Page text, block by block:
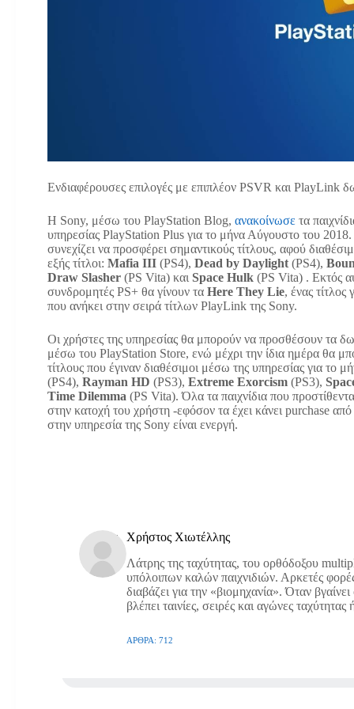
Eνδιαφέρουσες επιλογές με επιπλέον PSVR και PlayLink
Η Sony, μέσω του PlayStation Blog, ανακοίνωσε τα
υπηρεσίας PlayStation Plus για το μήνα Αύγουστο του 2018.
συνεχίζει να προσφέρει σημαντικούς τίτλους, αφού
εξής τίτλοι: Mafia III (PS4), Dead by Daylight (PS4),
Draw Slasher (PS Vita) και Space Hulk (PS Vita) . Εκτός
συνδρομητές PS+ θα γίνουν τα Here They Lie, ένας
που ανήκει στην σειρά τίτλων PlayLink της Sony.
Οι χρήστες της υπηρεσίας θα μπορούν να προσθέσουν τα
μέσω του PlayStation Store, ενώ μέχρι την ίδια ημέρα θα
τίτλους που έγιναν διαθέσιμοι μέσω της υπηρεσίας για το
(PS4), Rayman HD (PS3), Extreme Exorcism (PS3),
Time Dilemma (PS Vita). Όλα τα παιχνίδια που
στην κατοχή του χρήστη -εφόσον τα έχει κάνει purchase
στην υπηρεσία της Sony είναι ενεργή.
Χρήστος Χιωτέλλης
Λάτρης της ταχύτητας, του ορθόδοξου
υπόλοιπων καλών παιχνιδιών. Αρκετές
διαβάζει για την «βιομηχανία». Όταν
βλέπει ταινίες, σειρές και αγώνες
ΆΡΘΡΑ: 712